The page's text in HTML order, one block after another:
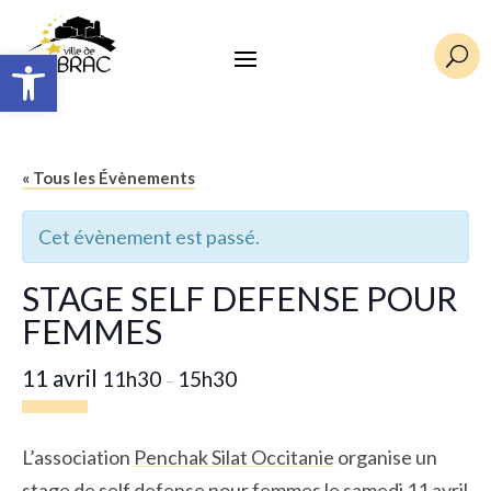
Ouvrir la barre d’outils U
« Tous les Évènements
Cet évènement est passé.
STAGE SELF DEFENSE POUR
FEMMES
11 avril 11h30 – 15h30
L’association Penchak Silat Occitanie organise un